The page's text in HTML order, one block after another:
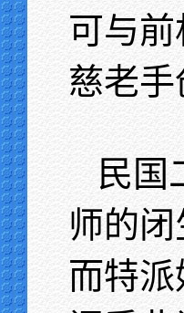
可与
慈老手
民国
师的
而特